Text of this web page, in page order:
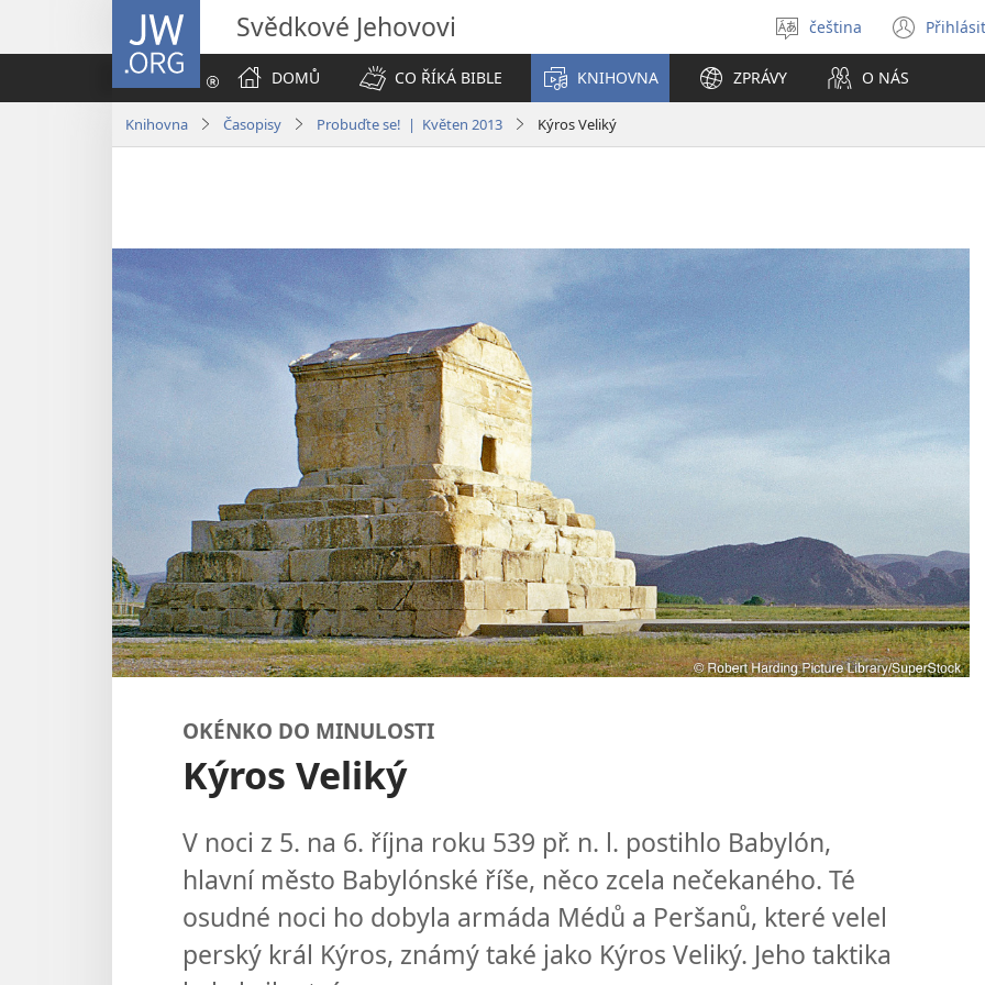
JW.ORG Svědkové Jehovovi
Vybrat
jazyk
čeština
nové
DOMŮ
CO ŘÍKÁ BIBLE KNIHOVNA ZPRÁVY O NÁS
Knihovna Časopisy Probuďte se! | Květen 2013 Kýros Veliký
OKÉNKO DO MINULOSTI
Kýros Veliký
V noci z 5. na 6. října roku 539 př. n. l. postihlo Babylón,
hlavní město Babylónské říše, něco zcela nečekaného. Té
osudné noci ho dobyla armáda Médů a Peršanů, které velel
perský král Kýros, známý také jako Kýros Veliký. Jeho taktika